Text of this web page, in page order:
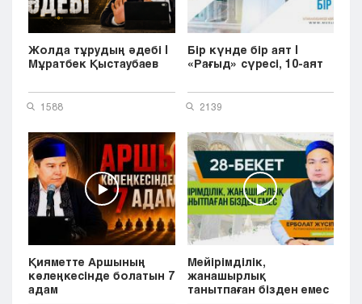
Жолда тұрудың әдебі |
Мұратбек Қыстаубаев
1588
Бір күнде бір аят |
«Рағыд» сүресі, 10-аят
2139
Қияметте Аршының
көлеңкесінде болатын 7
адам
Мейірімділік,
жанашырлық
танытпаған бізден емес